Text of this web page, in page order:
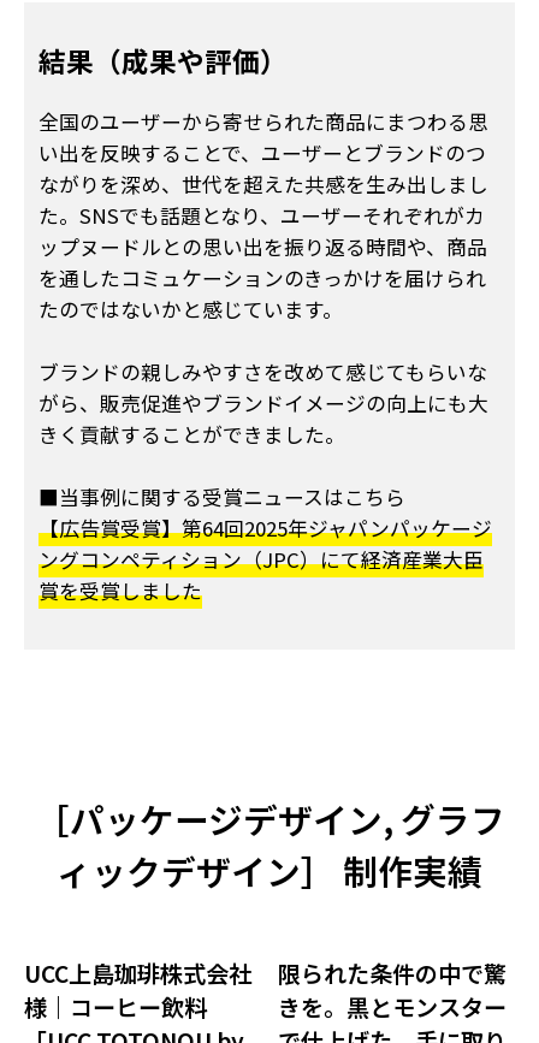
結果（成果や評価）
全国のユーザーから寄せられた商品にまつわる思
い出を反映することで、ユーザーとブランドのつ
ながりを深め、世代を超えた共感を生み出しまし
た。SNSでも話題となり、ユーザーそれぞれがカ
ップヌードルとの思い出を振り返る時間や、商品
を通したコミュケーションのきっかけを届けられ
たのではないかと感じています。
ブランドの親しみやすさを改めて感じてもらいな
がら、販売促進やブランドイメージの向上にも大
きく貢献することができました。
■当事例に関する受賞ニュースはこちら
【広告賞受賞】第64回2025年ジャパンパッケージ
ングコンペティション（JPC）にて経済産業大臣
賞を受賞しました
［パッケージデザイン,グラフ
ィックデザイン］ 制作実績
UCC上島珈琲株式会社
様｜コーヒー飲料
限られた条件の中で驚
きを。黒とモンスター